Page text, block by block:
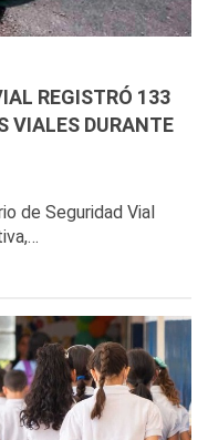
REGISTRÓ 133
VIALES DURANTE
de Seguridad Vial